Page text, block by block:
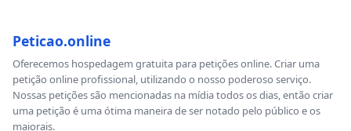
Peticao.online
Oferecemos hospedagem gratuita para petições online. Criar uma
petição online profissional, utilizando o nosso poderoso serviço.
Nossas petições são mencionadas na mídia todos os dias, então criar
uma petição é uma ótima maneira de ser notado pelo público e os
maiorais.